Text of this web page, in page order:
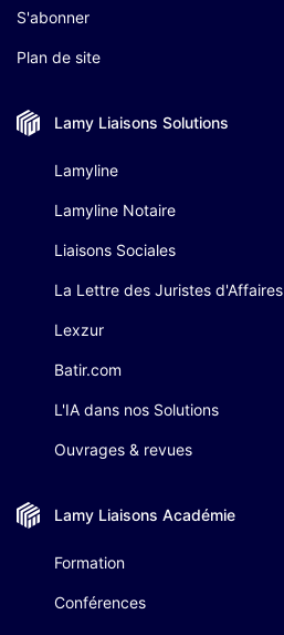
S'abonner
Plan de site
Lamy Liaisons Solutions
Lamyline
Lamyline Notaire
Liaisons Sociales
La Lettre des Juristes d'Affaires
Lexzur
Batir.com
L'IA dans nos Solutions
Ouvrages & revues
Lamy Liaisons Académie
Formation
Conférences